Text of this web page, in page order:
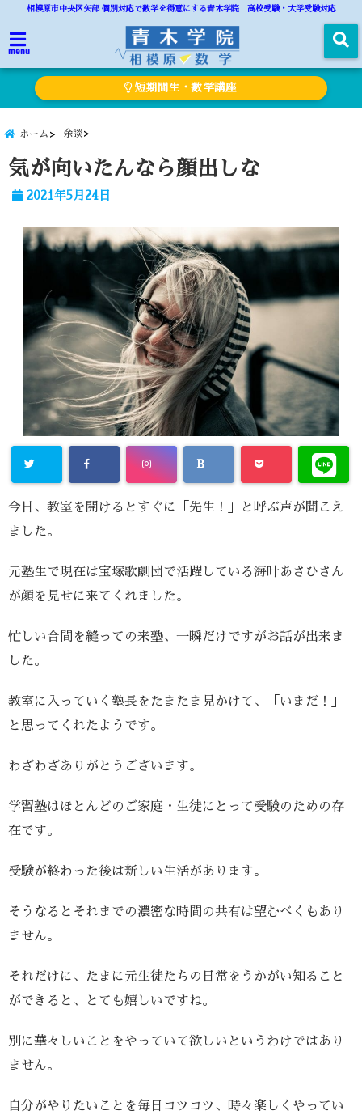
相模原市中央区矢部 個別対応で数学を得意にする青木学院 高校受験・大学受験対応
menu
短期間生・数学講座
ホーム 余談
気が向いたんなら顔出しな
2021年5月24日
今日、教室を開けるとすぐに「先生！」と呼ぶ声が聞こえ
ました。
元塾生で現在は宝塚歌劇団で活躍している海叶あさひさん
が顔を見せに来てくれました。
忙しい合間を縫っての来塾、一瞬だけですがお話が出来ま
した。
教室に入っていく塾長をたまたま見かけて、「いまだ！」
と思ってくれたようです。
わざわざありがとうございます。
学習塾はほとんどのご家庭・生徒にとって受験のための存
在です。
受験が終わった後は新しい生活があります。
そうなるとそれまでの濃密な時間の共有は望むべくもあり
ません。
それだけに、たまに元生徒たちの日常をうかがい知ること
ができると、とても嬉しいですね。
別に華々しいことをやっていて欲しいというわけではあり
ません。
自分がやりたいことを毎日コツコツ、時々楽しくやってい